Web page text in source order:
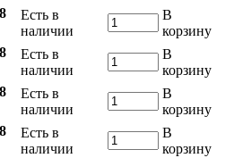
Есть в
наличии
В
корзину
Есть в
наличии
В
корзину
Есть в
наличии
В
корзину
Есть в
наличии
В
корзину